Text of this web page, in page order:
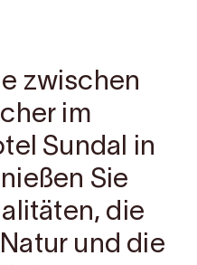
zwischen
im
Sundal in
Sie
die
und die